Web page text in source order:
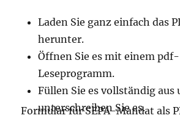
Laden Sie ganz einfach das
herunter.
Öffnen Sie es mit einem pdf-
Leseprogramm.
Füllen Sie es vollständig aus
unterschreiben Sie es.
Formular für SEPA-Mandat als